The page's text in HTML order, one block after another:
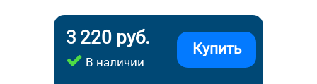
3 220 руб.
В наличии
Купить